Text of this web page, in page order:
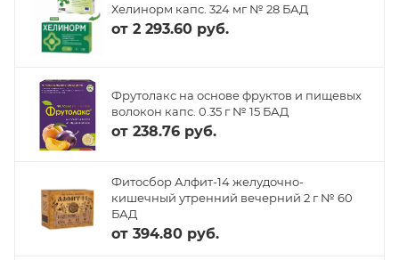
Хелинорм капс. 324 мг № 28 БАД
от 2 293.60 руб.
Фрутолакс на основе фруктов и пищевых
волокон капс. 0.35 г № 15 БАД
от 238.76 руб.
Фитосбор Алфит-14 желудочно-
кишечный утренний вечерний 2 г № 60
БАД
от 394.80 руб.